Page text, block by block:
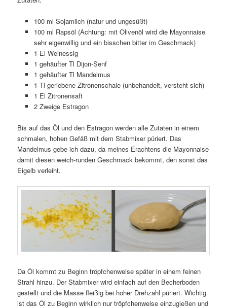
100 ml Sojamilch (natur und ungesüßt)
100 ml Rapsöl (Achtung: mit Olivenöl wird die Mayonnaise
sehr eigenwillig und ein bisschen bitter im Geschmack)
1 El Weinessig
1 gehäufter Tl Dijon-Senf
1 gehäufter Tl Mandelmus
1 Tl geriebene Zitronenschale (unbehandelt, versteht sich)
1 El Zitronensaft
2 Zweige Estragon
Bis auf das Öl und den Estragon werden alle Zutaten in einem
schmalen, hohen Gefäß mit dem Stabmixer püriert. Das
Mandelmus gebe ich dazu, da meines Erachtens die Mayonnaise
damit diesen weich-runden Geschmack bekommt, den sonst das
Eigelb verleiht.
Da Öl kommt zu Beginn tröpfchenweise später in einem feinen
Strahl hinzu. Der Stabmixer wird einfach auf den Becherboden
gestellt und die Masse fleißig bei hoher Drehzahl püriert. Wichtig
ist das Öl zu Beginn wirklich nur tröpfchenweise einzugießen und